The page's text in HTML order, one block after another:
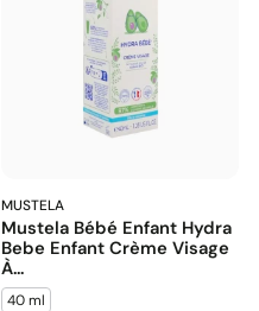
MUSTELA
Mustela Bébé Enfant Hydra
Bebe Enfant Crème Visage
À...
40 ml